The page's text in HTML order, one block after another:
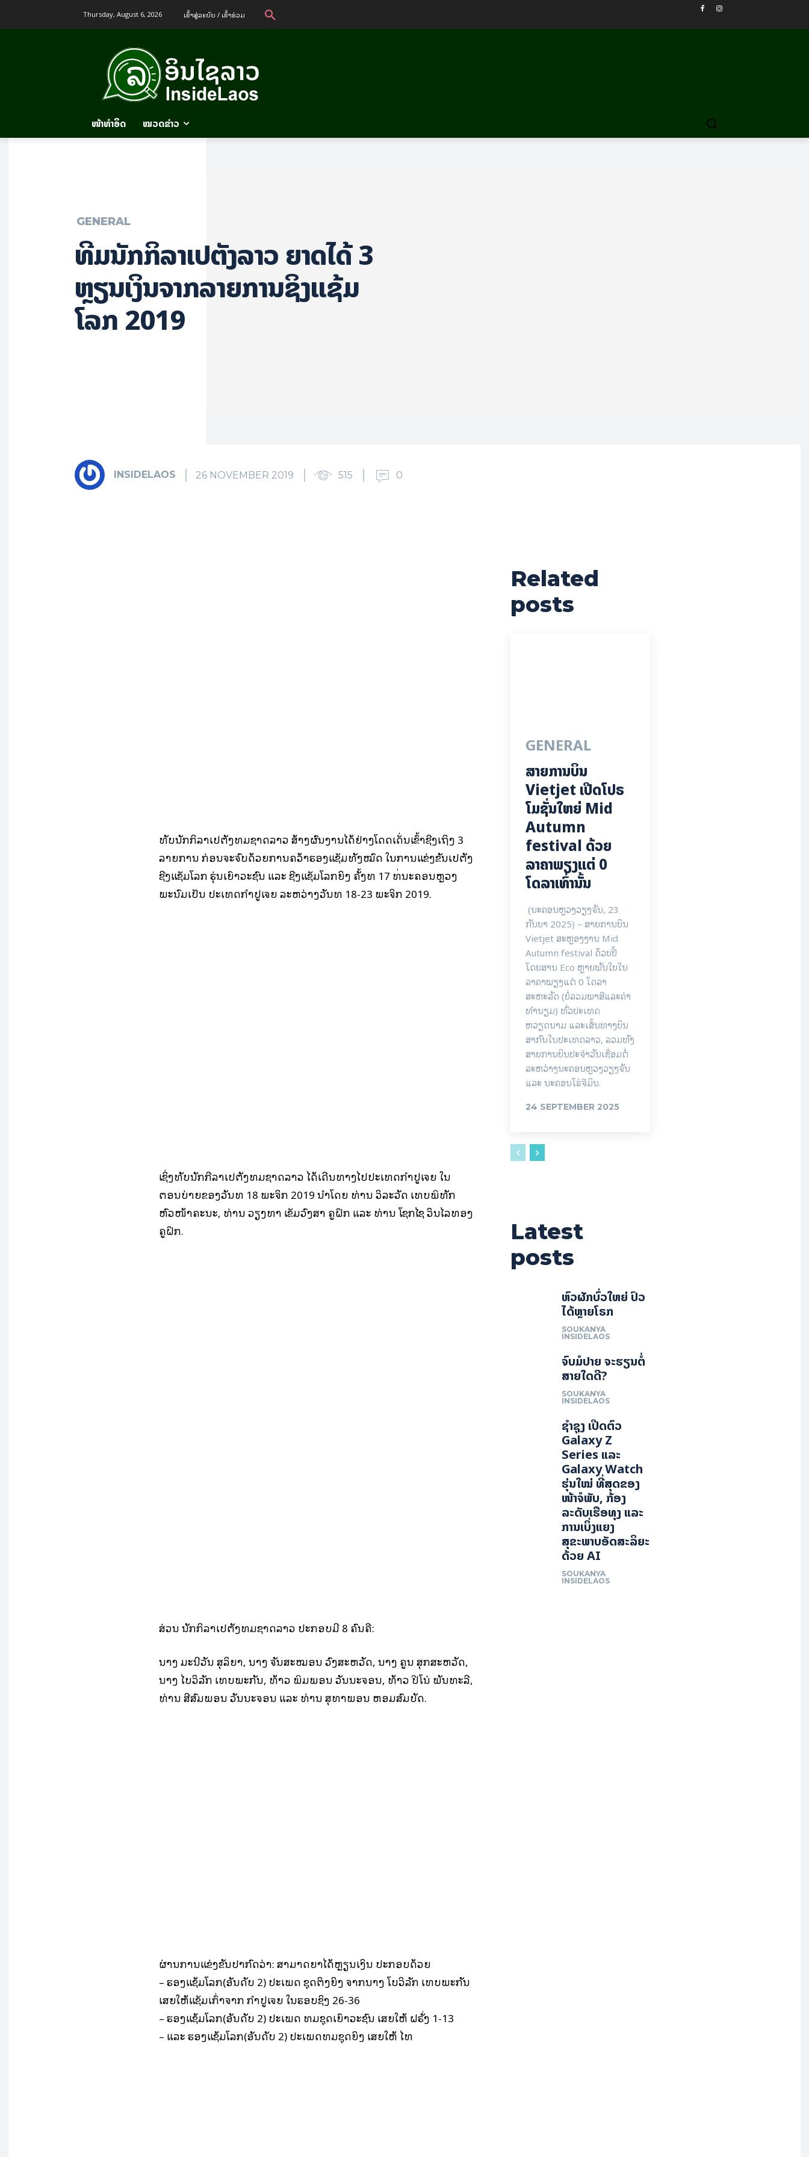
Thursday, August 6, 2026 ເຂົ້າ​ສູ່​ລະ​ບົບ / ເຂົ້າ​ຮ່ວມ
ໜ້າທຳອິດ ໝວດຂ່າວ
GENERAL
ທີມນັກກິລາເປຕັງລາວ ຍາດໄດ້ 3
ຫຼຽນເງິນຈາກລາຍການຊິງແຊ້ມ
ໂລກ 2019
INSIDELAOS 26 NOVEMBER 2019 515 0
ທັບນັກກິລາເປຕັງທີມຊາດລາວ ສ້າງຜົນງານໄດ້ຢ່າງໂດດເດັ່ນເຂົ້າຊີງເຖິງ 3
ລາຍການ ກ່ອນຈະຈົບດ້ວຍການຄວ້າຮອງແຊັມທັງໝົດ ໃນການແຂ່ງຂັນເປຕັງ
ຊີງແຊັມໂລກ ຮຸ່ນເຍົາວະຊົນ ແລະ ຊີງແຊັມໂລກຍິງ ຄັ້ງທີ 17 ທີ່ນະຄອນຫຼວງ
ພະນົມເປັນ ປະເທດກໍາປູເຈຍ ລະຫວ່າງວັນທີ 18-23 ພະຈິກ 2019.
ເຊິ່ງທັບນັກກີລາເປຕັງທີມຊາດລາວ ໄດ້ເດີນທາງໄປປະເທດກໍາປູເຈຍ ໃນ
ຕອນບ່າຍຂອງວັນທີ 18 ພະຈິກ 2019 ນໍາໂດຍ ທ່ານ ວິລະວັດ ເທບພິທັກ
ຫົວໜ້າຄະນະ, ທ່ານ ວຽງທາ ເຂັມວົງສາ ຄູຝຶກ ແລະ ທ່ານ ໂຊກໄຊ ວິນໄລທອງ
ຄູຝຶກ.
ສ່ວນ ນັກກິລາເປຕັງທີມຊາດລາວ ປະກອບມີ 8 ຄົນຄື:
ນາງ ມະນີວັນ ສຸລິຍາ, ນາງ ຈັນສະໝອນ ວົງສະຫວັດ, ນາງ ຄູນ ສຸກສະຫວັດ,
ນາງ ໄບວິລັກ ເທບພະກັນ, ທ້າວ ພິມພອນ ວັນນະຈອນ, ທ້າວ ປີໂນ່ ພັນທະລີ,
ທ່ານ ສີສົມພອນ ວັນນະຈອນ ແລະ ທ່ານ ສຸທາພອນ ຫອມສົມບັດ.
ຜ່ານການແຂ່ງຂັນປາກົດວ່າ: ສາມາດຍາໄດ້ຫຼຽນເງິນ ປະກອບດ້ວຍ
– ຮອງແຊ້ມໂລກ(ອັນດັບ 2) ປະເພດ ຊຸດຕິງຍິງ ຈາກນາງ ໂບວິລັກ ເທບພະກັນ
ເສຍໃຫ້ແຊັມເກົ່າຈາກ ກໍາປູເຈຍ ໃນຮອບຊິງ 26-36
– ຮອງແຊ້ມໂລກ(ອັນດັບ 2) ປະເພດ ທີມຊຸດເຍົາວະຊົນ ເສຍໃຫ້ ຝຣັ່ງ 1-13
– ແລະ ຮອງແຊ້ມໂລກ(ອັນດັບ 2) ປະເພດທີມຊຸດຍິງ ເສຍໃຫ້ ໄທ
Related
posts
GENERAL
ສາຍການບິນ
Vietjet ເປີດໂປຣ
ໂມຊັ່ນໃຫຍ່ Mid
Autumn
festival ດ້ວຍ
ລາຄາພຽງແຕ່ 0
ໂດລາເທົ່ານັ້ນ
(ນະຄອນຫຼວງວຽງຈັນ, 23
ກັນຍາ 2025) – ສາຍການບິນ
Vietjet ສະຫຼອງງານ Mid
Autumn festival ດ້ວຍປີ້
ໂດຍສານ Eco ຫຼາຍພັນໃບໃນ
ລາຄາພຽງແຕ່ 0 ໂດລາ
ສະຫະລັດ (ບໍ່ລວມພາສີແລະຄ່າ
ທໍານຽມ) ທົ່ວປະເທດ
ຫວຽດນາມ ແລະເສັ້ນທາງບິນ
ສາກົນໃນປະເທດລາວ, ລວມທັງ
ສາຍການບິນປະຈໍາວັນເຊື່ອມຕໍ່
ລະຫວ່າງນະຄອນຫຼວງວຽງຈັນ
ແລະ ນະຄອນໂຮ່ຈີມິນ.
24 SEPTEMBER 2025
Latest
posts
ຫົວຜັກບົ່ວໃຫຍ່ ປົວ
ໄດ້ຫຼາຍໂຣກ
SOUKANYA
INSIDELAOS
ຈົບມໍປາຍ ຈະຮຽນຕໍ່
ສາຍໃດດີ?
SOUKANYA
INSIDELAOS
ຊຳຊຸງ ເປີດຕົວ
Galaxy Z
Series ແລະ
Galaxy Watch
ຮຸ່ນໃໝ່ ທີ່ສຸດຂອງ
ໜ້າຈໍພັບ, ກ້ອງ
ລະດັບເຮືອທຸງ ແລະ
ການເບິ່ງແຍງ
ສຸຂະພາບອັດສະລິຍະ
ດ້ວຍ AI
SOUKANYA
INSIDELAOS